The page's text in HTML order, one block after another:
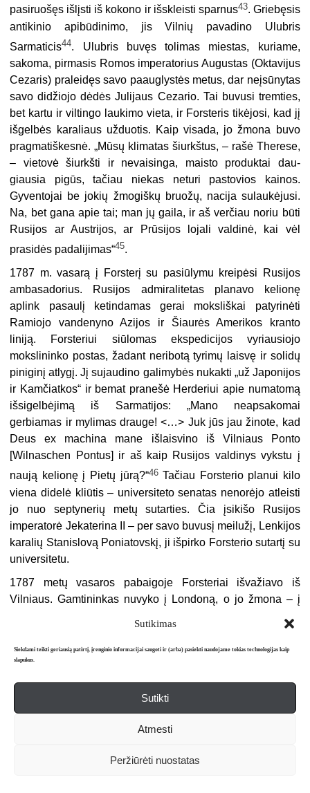
Sutikimas
Siekdami teikti geriausią patirtį, įrenginio informacijai saugoti ir (arba) pasiekti naudojame tokias technologijas kaip
slapukus.
Sutikti
Atmesti
Peržiūrėti nuostatas
pasiruošęs išlįsti iš kokono ir išskleisti sparnus43. Griebęsis
antikinio apibūdinimo, jis Vilnių pavadino Ulubris
Sarmaticis44. Ulubris buvęs tolimas miestas, kuriame,
sakoma, pirmasis Romos imperatorius Augustas (Oktavijus
Cezaris) praleidęs savo paauglystės metus, dar neįsūnytas
savo didžiojo dėdės Julijaus Cezario. Tai buvusi tremties,
bet kartu ir viltingo laukimo vieta, ir Forsteris tikėjosi, kad jį
išgelbės karaliaus užduotis. Kaip visada, jo žmona buvo
pragmatiškesnė. „Mūsų klimatas šiurkštus, – rašė Therese,
– vietovė šiurkšti ir nevaisinga, maisto produktai dau­
giausia pigūs, tačiau niekas neturi pastovios kainos.
Gyventojai be jokių žmogiš­kų bruožų, nacija sulaukėjusi.
Na, bet gana apie tai; man jų gaila, ir aš verčiau noriu būti
Rusijos ar Austrijos, ar Prūsijos lojali valdinė, kai vėl
prasidės padali­jimas“45.
1787 m. vasarą į Forsterį su pasiūlymu kreipėsi Rusijos
ambasadorius. Rusi­jos admiralitetas planavo kelionę
aplink pasaulį ketindamas gerai moksliškai patyrinėti
Ramiojo vandenyno Azijos ir Šiaurės Amerikos kranto
liniją. Forsteriui siūlomas ekspedicijos vyriausiojo
mokslininko postas, žadant neribotą ty­rimų laisvę ir solidų
piniginį atlygį. Jį sujaudino galimybės nukakti „už Japo­nijos
ir Kamčiatkos“ ir bemat pranešė Herderiui apie numatomą
išsigelbėjimą iš Sarmatijos: „Mano neapsakomai
gerbiamas ir mylimas drauge! <…> Juk jūs jau žinote, kad
Deus ex machina mane išlaisvino iš Vilniaus Ponto
[Wilnaschen Pontus] ir aš kaip Rusijos valdinys vykstu į
naują kelionę į Pietų jūrą?“46Tačiau Forsterio planui kilo
viena didelė kliūtis – universiteto senatas nenorėjo atleisti
jo nuo septynerių metų sutarties. Čia įsikišo Rusijos
imperatorė Jekaterina II – per savo buvusį meilužį, Lenkijos
karalių Stanislovą Poniatovskį, ji išpirko Fors­terio sutartį su
universitetu.
1787 metų vasaros pabaigoje Forsteriai išvažiavo iš
Vilniaus. Gamtininkas nuvyko į Londoną, o jo žmona – į
Turkija ir ekspedicija buvo atidėta neapibrėžtam laikui.
Londone Fors­terio prašė sugrįžti dėstytojauti į Vilnių, bet,
nusikratęs finansinių įsipareigo­jimų naštos, šis atsisakė
grįžti į „tremtį“. Vis dėlto ta mintis, kad tame Sarma­tijos
užkampyje jis dar reikalingas, jį svaigino:
Vilnių. Tenykščiame universitete visi vienu balsu tam